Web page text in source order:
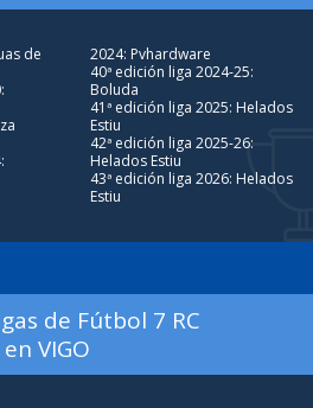
de
2024: Pvhardware
40ª edición liga 2024-25:
Boluda
41ª edición liga 2025: Helados
Estiu
42ª edición liga 2025-26:
Helados Estiu
43ª edición liga 2026: Helados
Estiu
de Fútbol 7 RC
VIGO